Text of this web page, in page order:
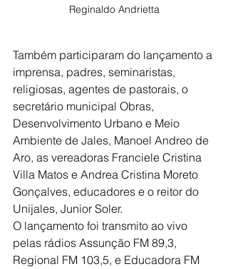
Reginaldo Andrietta
Também participaram do lançamento a
imprensa, padres, seminaristas,
religiosas, agentes de pastorais, o
secretário municipal Obras,
Desenvolvimento Urbano e Meio
Ambiente de Jales, Manoel Andreo de
Aro, as vereadoras Franciele Cristina
Villa Matos e Andrea Cristina Moreto
Gonçalves, educadores e o reitor do
Unijales, Junior Soler.
O lançamento foi transmito ao vivo
pelas rádios Assunção FM 89,3,
Regional FM 103,5, e Educadora FM